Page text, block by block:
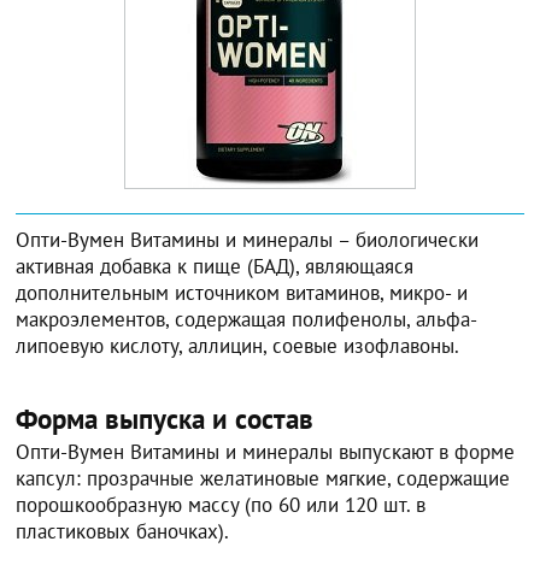
Опти-Вумен Витамины и минералы – биологически
активная добавка к пище (БАД), являющаяся
дополнительным источником витаминов, микро- и
макроэлементов, содержащая полифенолы, альфа-
липоевую кислоту, аллицин, соевые изофлавоны.
Форма выпуска и состав
Опти-Вумен Витамины и минералы выпускают в форме
капсул: прозрачные желатиновые мягкие, содержащие
порошкообразную массу (по 60 или 120 шт. в
пластиковых баночках).